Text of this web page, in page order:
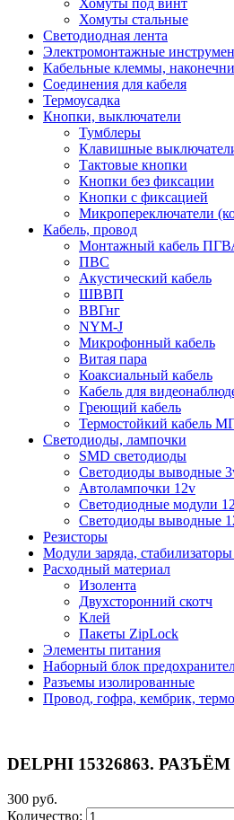
Хомуты под винт
Хомуты стальные
Светодиодная лента
Электромонтажные
Кабельные клеммы,
Соединения для кабеля
Термоусадка
Кнопки, выключатели
Тумблеры
Клавишные
Тактовые кнопки
Кнопки без фиксации
Кнопки с фиксацией
Микропереключатели
Кабель, провод
Монтажный кабель
ПВС
Акустический кабель
ШВВП
ВВГнг
NYM-J
Микрофонный кабель
Витая пара
Коаксиальный кабель
Кабель для
Греющий кабель
Термостойкий кабель
Светодиоды, лампочки
SMD светодиоды
Светодиоды выводные
Автолампочки 12v
Светодиодные модули
Светодиоды выводные
Резисторы
Модули заряда,
Расходный материал
Изолента
Двухсторонний скотч
Клей
Пакеты ZipLock
Элементы питания
Наборный блок
Разъемы изолированные
Провод, гофра, кембрик,
DELPHI 15326863.
300 руб.
Количество: